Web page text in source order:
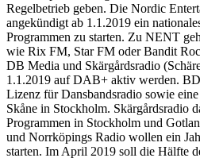
Regelbetrieb geben. Die Nordic
angekündigt ab 1.1.2019 ein
Programmen zu starten. Zu NENT
wie Rix FM, Star FM oder Bandit
DB Media und Skärgårdsradio
1.1.2019 auf DAB+ aktiv werden.
Lizenz für Dansbandsradio sowie
Skåne in Stockholm. Skärgårdsradio
Programmen in Stockholm und
und Norrköpings Radio wollen ein
starten. Im April 2019 soll die Hälfte